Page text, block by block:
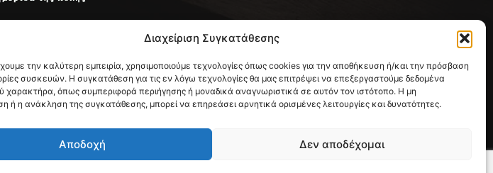
Διαχείριση Συγκατάθεσης
την καλύτερη εμπειρία, χρησιμοποιούμε τεχνολογίες όπως cookies για την αποθήκευση ή/και την πρόσβαση
συσκευών. Η συγκατάθεση για τις εν λόγω τεχνολογίες θα μας επιτρέψει να επεξεργαστούμε δεδομένα
χαρακτήρα, όπως συμπεριφορά περιήγησης ή μοναδικά αναγνωριστικά σε αυτόν τον ιστότοπο. Η μη
ή η ανάκληση της συγκατάθεσης, μπορεί να επηρεάσει αρνητικά ορισμένες λειτουργίες και δυνατότητες.
Αποδοχή Δεν αποδέχομαι
Αττικής γίνεται με ευθύνη της συντακτικής ομάδας του
κυκλοφορεί στην ανατολική Αττική με έδρα την Παλλήνη.